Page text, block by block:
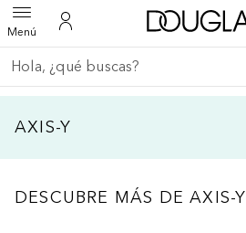
MenúAbrir menúMi cuenta
Regresar
Ejecutar búsqueda
AXIS-Y
DESCUBRE MÁS DE AXIS-Y